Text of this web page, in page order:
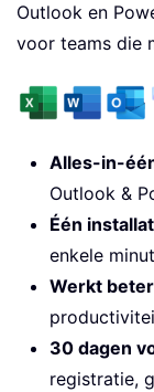
Outlook en
voor teams die
Alles-in-
Outlook &
Één
enkele
Werkt
30 dagen
registratie,